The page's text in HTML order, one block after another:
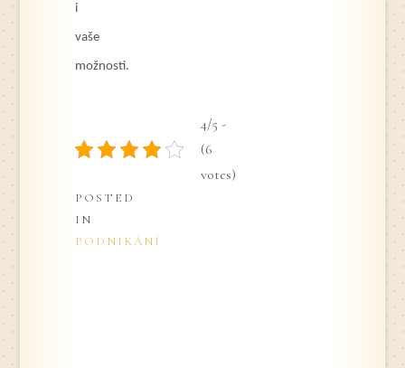
i
vaše
možnosti.
4/5 -
(6
votes)
POSTED
IN
PODNIKÁNÍ